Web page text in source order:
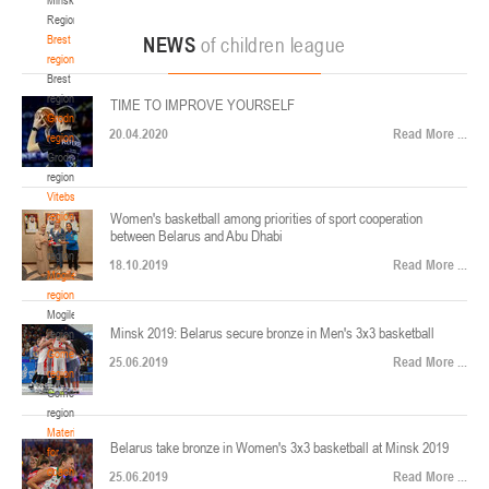
Region
Brest
region
Brest
region
Grodno
region
Grodno
region
Vitebsk
region
Vitebsk
region
Mogilev
region
Mogilev
region
Gomel
region
Gomel
region
Materials
for
coaches
ул. Ленинградская, 4
Минск
Финал четырех – юноши 2014-2015 гг.р., Дивизион 2, 22-24 апреля 2026 г., г.
Минск, ул. Стадионная, 3
U-12, девушки
V тур – девушки 2014-2015 гг.р., Дивизион 1, 17-19 апреля 2026 г., г. Гомель,
ул. Б.Хмельницкого, 118а
Минск
Финал 4-х – девушки 2010-2011 гг.р., Дивизион 2, 14-16 апреля 2026 г., г.
Минск, ул. Стадионная, 3
NEWS of children league
TIME TO IMPROVE YOURSELF
20.04.2020 Read More ...
Women's basketball among priorities of sport cooperation
between Belarus and Abu Dhabi
18.10.2019 Read More ...
Minsk 2019: Belarus secure bronze in Men's 3x3 basketball
25.06.2019 Read More ...
Belarus take bronze in Women's 3x3 basketball at Minsk 2019
25.06.2019 Read More ...